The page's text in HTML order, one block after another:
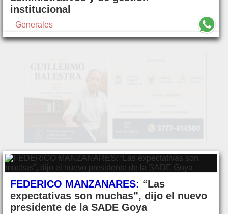
institucional
Generales
FEDERICO MANZANARES: “Las
expectativas son muchas”, dijo el nuevo
presidente de la SADE Goya